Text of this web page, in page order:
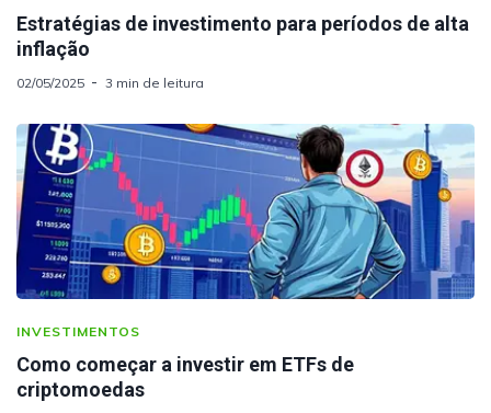
Estratégias de investimento para períodos de alta
inflação
02/05/2025 3 min de leitura
INVESTIMENTOS
Como começar a investir em ETFs de
criptomoedas